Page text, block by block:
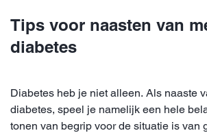
Tips voor naasten van
diabetes
Diabetes heb je niet alleen. Als naaste
diabetes, speel je namelijk een hele
tonen van begrip voor de situatie is van